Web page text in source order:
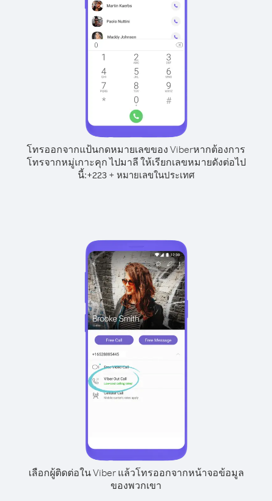
โทรออกจากแป้นกดหมายเลขของ Viberหากต้องการ
โทรจากหมู่เกาะคุก ไปมาลี ให้เรียกเลขหมายดังต่อไป
นี้:+223+ หมายเลขในประเทศ
เลือกผู้ติดต่อใน Viber แล้วโทรออกจากหน้าจอข้อมูล
ของพวกเขา